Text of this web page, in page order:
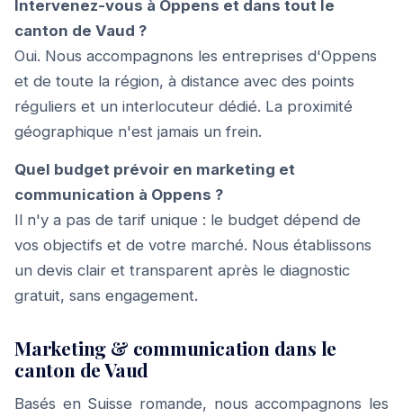
Intervenez-vous à Oppens et dans tout le
canton de Vaud ?
Oui. Nous accompagnons les entreprises d'Oppens
et de toute la région, à distance avec des points
réguliers et un interlocuteur dédié. La proximité
géographique n'est jamais un frein.
Quel budget prévoir en marketing et
communication à Oppens ?
Il n'y a pas de tarif unique : le budget dépend de
vos objectifs et de votre marché. Nous établissons
un devis clair et transparent après le diagnostic
gratuit, sans engagement.
Marketing & communication dans le
canton de Vaud
Basés en Suisse romande, nous accompagnons les